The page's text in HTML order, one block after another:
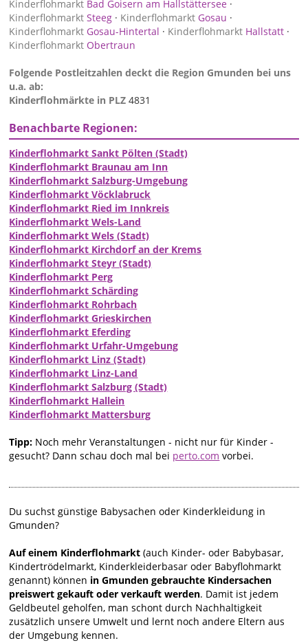
Kinderflohmarkt Bad Goisern am Hallstättersee ·
Kinderflohmarkt Steeg · Kinderflohmarkt Gosau ·
Kinderflohmarkt Gosau-Hintertal · Kinderflohmarkt Hallstatt ·
Kinderflohmarkt Obertraun
Folgende Postleitzahlen deckt die Region Gmunden bei uns
u.a. ab:
Kinderflohmärkte in PLZ4831
Benachbarte Regionen:
Kinderflohmarkt Sankt Pölten (Stadt)
Kinderflohmarkt Braunau am Inn
Kinderflohmarkt Salzburg-Umgebung
Kinderflohmarkt Vöcklabruck
Kinderflohmarkt Ried im Innkreis
Kinderflohmarkt Wels-Land
Kinderflohmarkt Wels (Stadt)
Kinderflohmarkt Kirchdorf an der Krems
Kinderflohmarkt Steyr (Stadt)
Kinderflohmarkt Perg
Kinderflohmarkt Schärding
Kinderflohmarkt Rohrbach
Kinderflohmarkt Grieskirchen
Kinderflohmarkt Eferding
Kinderflohmarkt Urfahr-Umgebung
Kinderflohmarkt Linz (Stadt)
Kinderflohmarkt Linz-Land
Kinderflohmarkt Salzburg (Stadt)
Kinderflohmarkt Hallein
Kinderflohmarkt Mattersburg
Tipp: Noch mehr Veranstaltungen - nicht nur für Kinder -
gesucht? Dann schau doch mal bei perto.com vorbei.
Du suchst günstige Babysachen oder Kinderkleidung in
Gmunden?
Auf einem Kinderflohmarkt (auch Kinder- oder Babybasar,
Kindertrödelmarkt, Kinderkleiderbasar oder Babyflohmarkt
genannt) können in Gmunden gebrauchte Kindersachen
preiswert gekauft oder verkauft werden. Damit ist jedem
Geldbeutel geholfen, man schont durch Nachhaltigkeit
zusätzlich unsere Umwelt und lernt noch andere Eltern aus
der Umgebung kennen.